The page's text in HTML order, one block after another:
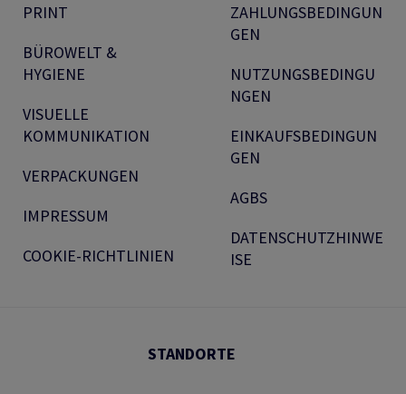
PRINT
BÜROWELT &
HYGIENE
VISUELLE
KOMMUNIKATION
VERPACKUNGEN
IMPRESSUM
COOKIE-RICHTLINIEN
ZAHLUNGSBEDINGUN
GEN
NUTZUNGSBEDINGU
NGEN
EINKAUFSBEDINGUN
GEN
AGBS
DATENSCHUTZHINWE
ISE
STANDORTE